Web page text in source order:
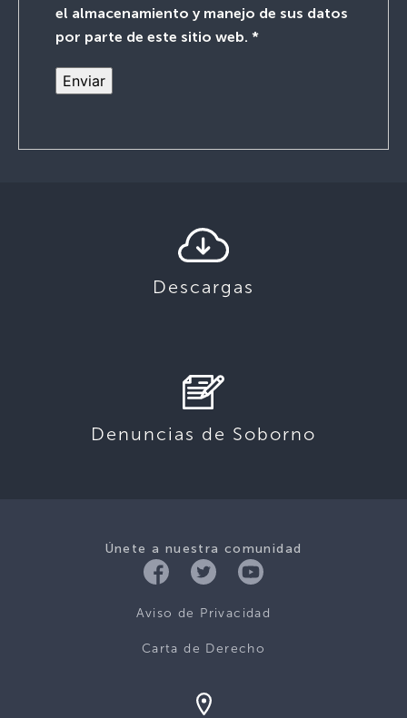
el almacenamiento y manejo de sus datos
por parte de este sitio web. *
Descargas
Denuncias de Soborno
Únete a nuestra comunidad
Aviso de Privacidad
Carta de Derecho